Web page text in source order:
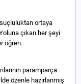
ortaya
çıkan her şeyi
öğren.
paramparça
özenle hazırlanmış